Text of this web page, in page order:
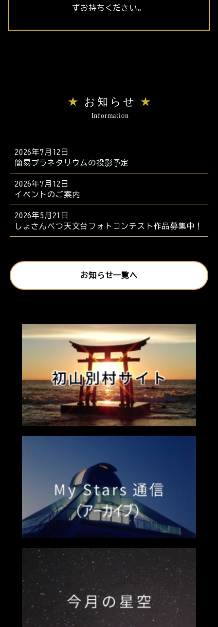
ずお持ちください。
お知らせ
Information
2026年7月12日
簡易プラネタリウムの投影予定
2026年7月12日
イベントのご案内
2026年5月21日
しょさんべつ天文台フォトコンテスト作品募集中！
お知らせ一覧へ